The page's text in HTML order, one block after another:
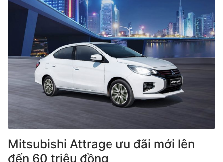
Mitsubishi Attrage ưu đãi mới lên
đến 60 triệu đồng